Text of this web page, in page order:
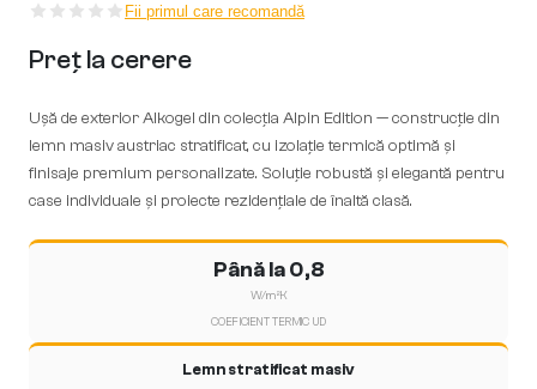
Fii primul care recomandă
Preț la cerere
Ușă de exterior Alkogel din colecția Alpin Edition — construcție din
lemn masiv austriac stratificat, cu izolație termică optimă și
finisaje premium personalizate. Soluție robustă și elegantă pentru
case individuale și proiecte rezidențiale de înaltă clasă.
Până la 0,8
W/m²K
COEFICIENT TERMIC UD
Lemn stratificat masiv